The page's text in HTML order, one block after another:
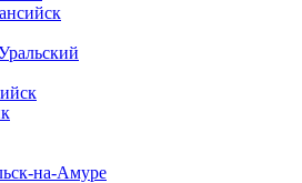
на-Амуре